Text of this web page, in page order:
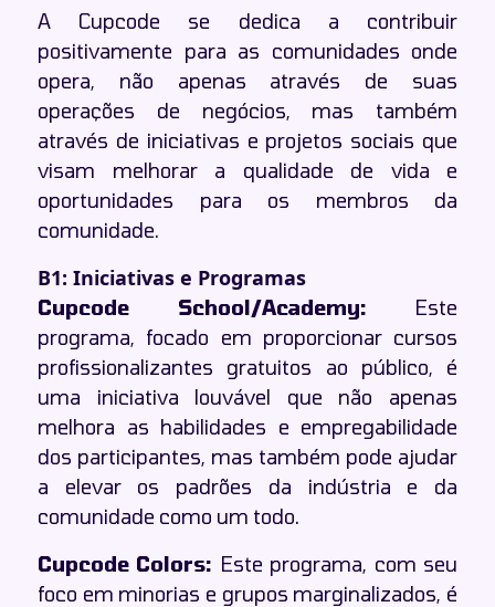
A Cupcode se dedica a contribuir
positivamente para as comunidades onde
opera, não apenas através de suas
operações de negócios, mas também
através de iniciativas e projetos sociais que
visam melhorar a qualidade de vida e
oportunidades para os membros da
comunidade.
B1: Iniciativas e Programas
Cupcode School/Academy: Este
programa, focado em proporcionar cursos
profissionalizantes gratuitos ao público, é
uma iniciativa louvável que não apenas
melhora as habilidades e empregabilidade
dos participantes, mas também pode ajudar
a elevar os padrões da indústria e da
comunidade como um todo.
Cupcode Colors: Este programa, com seu
foco em minorias e grupos marginalizados, é